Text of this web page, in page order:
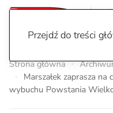
Przejdź do treści
Strona główna
Marszałek zaprasza
wybuchu Powstania